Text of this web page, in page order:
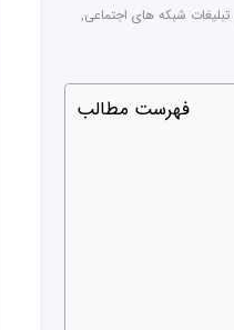
تبلیغات شبکه های اجتماعی,
فهرست مطالب